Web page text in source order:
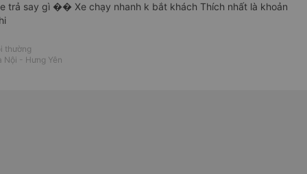
trả say gì �� Xe chạy nhanh k bắt khách Thích nhất là khoản
thường
Nội - Hưng Yên